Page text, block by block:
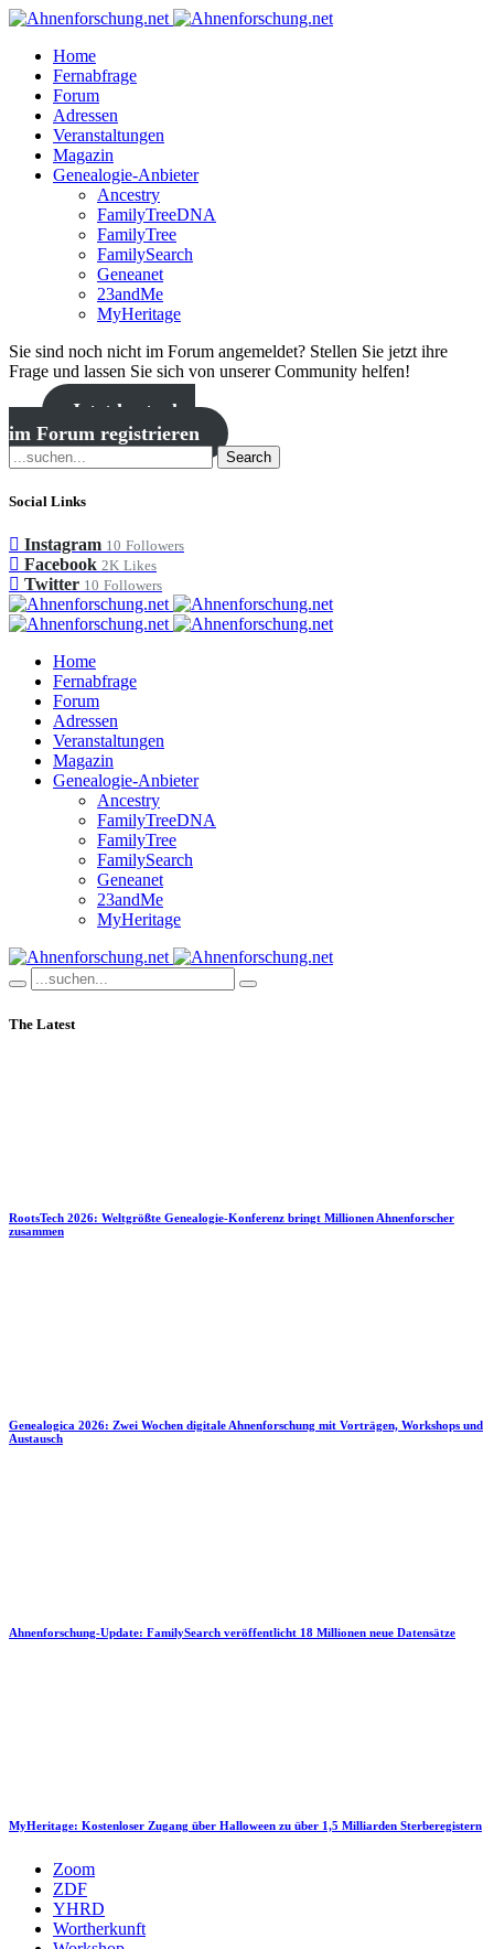
Home
Fernabfrage
Forum
Adressen
Veranstaltungen
Magazin
Genealogie-Anbieter
Ancestry
FamilyTreeDNA
FamilyTree
FamilySearch
Geneanet
23andMe
MyHeritage
Sie sind noch nicht im Forum angemeldet? Stellen Sie jetzt ihre
Frage und lassen Sie sich von unserer Community helfen!
Jetzt kostenlos
im Forum registrieren
Search
Social Links
Instagram 10 Followers
Facebook 2K Likes
Twitter 10 Followers
Home
Fernabfrage
Forum
Adressen
Veranstaltungen
Magazin
Genealogie-Anbieter
Ancestry
FamilyTreeDNA
FamilyTree
FamilySearch
Geneanet
23andMe
MyHeritage
The Latest
RootsTech 2026: Weltgrößte Genealogie-Konferenz bringt Millionen Ahnenforscher
zusammen
Genealogica 2026: Zwei Wochen digitale Ahnenforschung mit Vorträgen, Workshops und
Austausch
Ahnenforschung-Update: FamilySearch veröffentlicht 18 Millionen neue Datensätze
MyHeritage: Kostenloser Zugang über Halloween zu über 1,5 Milliarden Sterberegistern
Zoom
ZDF
YHRD
Wortherkunft